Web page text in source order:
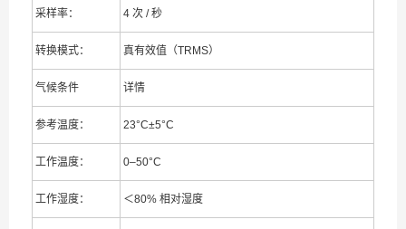
采样率： 4 次 / 秒
转换模式： 真有效值（TRMS）
气候条件 详情
参考温度： 23°C±5°C
工作温度： 0–50°C
工作湿度： ＜80% 相对湿度